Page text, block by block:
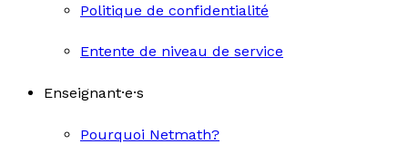
Politique de confidentialité
Entente de niveau de service
Enseignant·e·s
Pourquoi Netmath?